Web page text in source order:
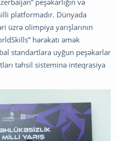
peşəkarlığın və
platformadır. Dünyada
üzrə olimpiya yarışlarının
hərəkatı əmək
standartlara uyğun peşəkarlar
təhsil sisteminə inteqrasiya